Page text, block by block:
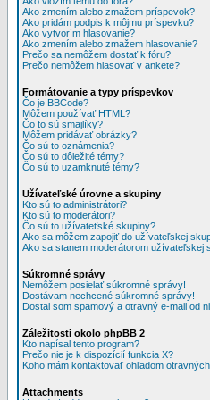
Ako zmením alebo zmažem príspevok?
Ako pridám podpis k môjmu príspevku?
Ako vytvorím hlasovanie?
Ako zmením alebo zmažem hlasovanie?
Prečo sa nemôžem dostať k fóru?
Prečo nemôžem hlasovať v ankete?
Formátovanie a typy príspevkov
Čo je BBCode?
Môžem používať HTML?
Čo to sú smajlíky?
Môžem pridávať obrázky?
Čo sú to oznámenia?
Čo sú to dôležité témy?
Čo sú to uzamknuté témy?
Užívateľské úrovne a skupiny
Kto sú to administrátori?
Kto sú to moderátori?
Čo sú to užívateťské skupiny?
Ako sa môžem zapojiť do užívateľskej
Ako sa stanem moderátorom užívateľskej
Súkromné správy
Nemôžem posielať súkromné správy!
Dostávam nechcené súkromné správy!
Dostal som spamový a otravný e-mail od
Záležitosti okolo phpBB 2
Kto napísal tento program?
Prečo nie je k dispozícií funkcia X?
Koho mám kontaktovať ohľadom
Attachments